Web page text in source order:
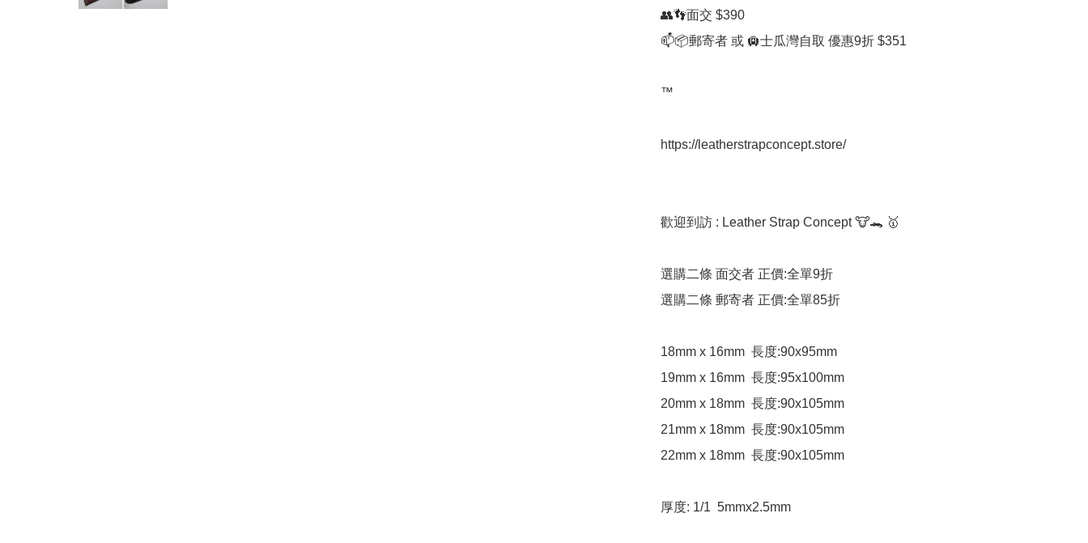
👥👣面交 $390
📫📦郵寄者 或 🛄士瓜灣自取 優惠9折 $351
™️
https://leatherstrapconcept.store/
歡迎到訪 : Leather Strap Concept 🐮🐊 🥇
選購二條 面交者 正價:全單9折
選購二條 郵寄者 正價:全單85折
18mm x 16mm  長度:90x95mm
19mm x 16mm  長度:95x100mm
20mm x 18mm  長度:90x105mm
21mm x 18mm  長度:90x105mm
22mm x 18mm  長度:90x105mm
厚度: 1/1  5mmx2.5mm